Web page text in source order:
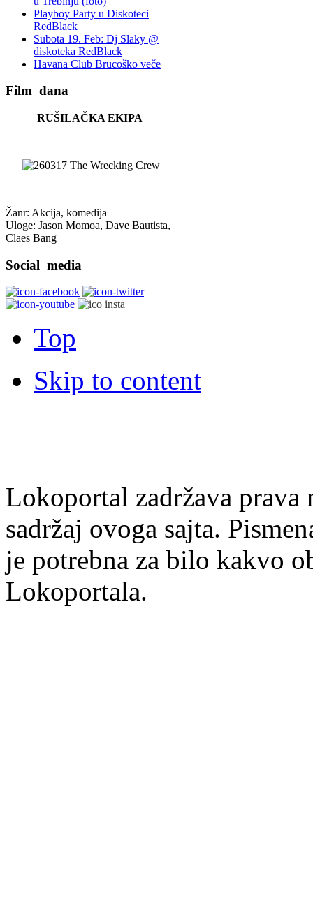
Playboy Party u Diskoteci
RedBlack
Subota 19. Feb: Dj Slaky @
diskoteka RedBlack
Havana Club Brucoško veče
Film dana
RUŠILAČKA EKIPA
Žanr: Akcija, komedija
Uloge: Jason Momoa, Dave Bautista,
Claes Bang
Social media
Top
Skip to content
Lokoportal zadržava
sadržaj ovoga sajta.
je potrebna za bilo kakvo
Lokoportala.